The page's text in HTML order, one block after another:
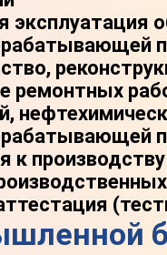
эксплуатация
pемонтных
к